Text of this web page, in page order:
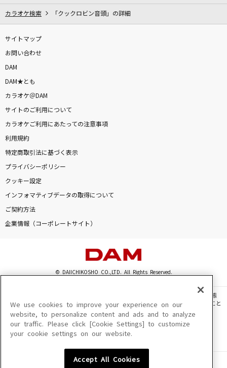
カラオケ検索 「クックロビン音頭」の詳細
サイトマップ
お問い合わせ
DAM
DAM★とも
カラオケ＠DAM
サイトのご利用について
カラオケご利用にあたっての注意事項
利用規約
特定商取引法に基づく表示
プライバシーポリシー
クッキー設定
インフォマティブデータの取得について
ご契約方法
企業情報（コーポレートサイト）
© DAIICHIKOSHO CO.,LTD. All Rights Reserved.
このサイトに掲載されている一切の文章・画像・写真・動画・音声等を、手段や形態
を問わず、著作権法の定める範囲を超えて無断で複製、転載、ファイル化などすること
を禁じます。
楽曲及びコンテンツは、機種によりご利用いただけない場合があります。
楽曲及びコンテンツの配信日、配信内容が変更になる場合があります。
We use cookies to improve your experience on our
website, to personalize content and ads and to analyze
our traffic. Please click [Cookie Settings] to customize
your cookie settings on our website.
Accept All Cookies